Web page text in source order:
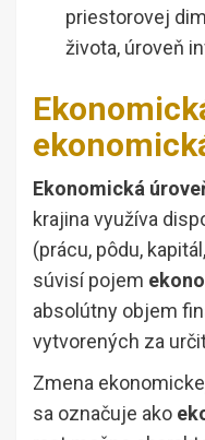
priestorovej
života, úroveň
Ekonomická
krajina využíva
(prácu, pôdu,
súvisí pojem
absolútny objem
vytvorených za
Zmena
sa označuje ako